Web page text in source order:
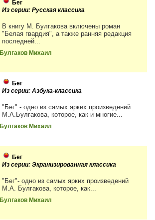
Бег
Из серии: Русская классика
В книгу М. Булгакова включены роман
"Белая гвардия", а также ранняя редакция
последней...
Булгаков Михаил
Бег
Из серии: Азбука-классика
"Бег" - одно из самых ярких произведений
М.А.Булгакова, которое, как и многие...
Булгаков Михаил
Бег
Из серии: Экранизированная классика
"Бег"- одно из самых ярких произведений
М.А. Булгакова, которое, как...
Булгаков Михаил